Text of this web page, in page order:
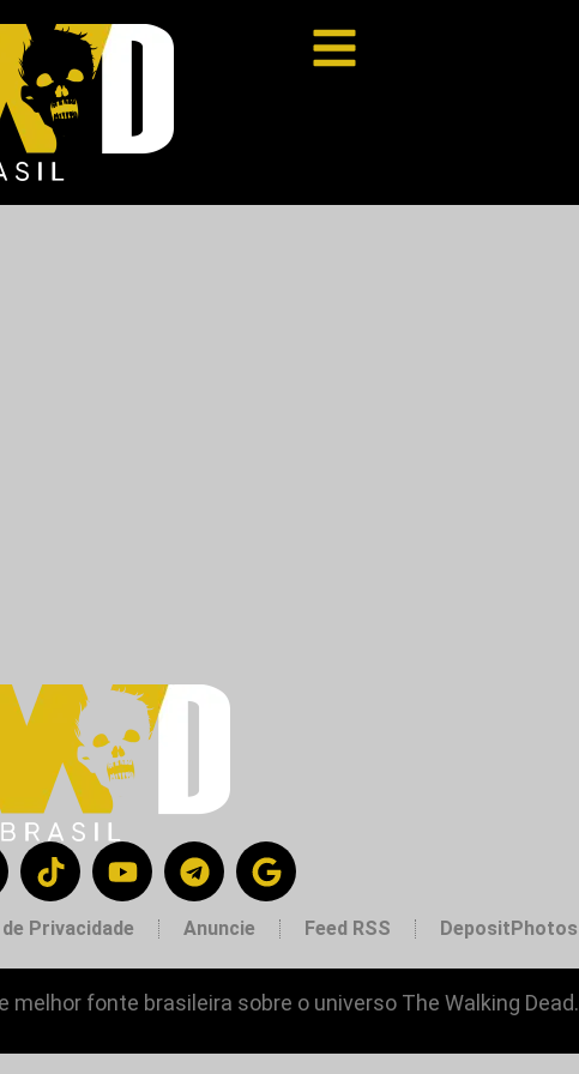
Privacidade Anuncie Feed RSS DepositPhotos
melhor fonte brasileira sobre o universo The Walking Dead.